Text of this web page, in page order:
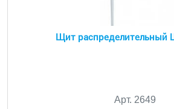
Щит распределительный
Арт. 2649